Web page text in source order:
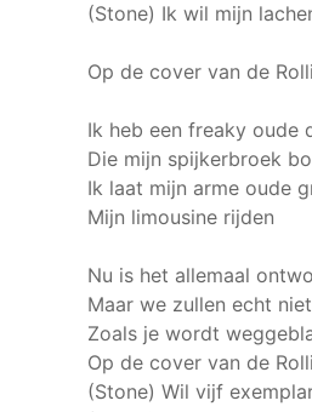
(Stone) Ik wil mijn
Op de cover van de
Ik heb een freaky oude
Die mijn spijkerbroek
Ik laat mijn arme oude
Mijn limousine rijden
Nu is het allemaal
Maar we zullen echt
Zoals je wordt
Op de cover van de
(Stone) Wil vijf